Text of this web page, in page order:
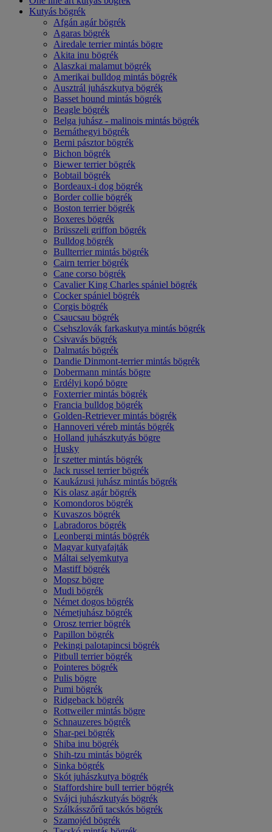
Kutyás bögrék
Afgán agár bögrék
Agaras bögrék
Airedale terrier mintás bögre
Akita inu bögrék
Alaszkai malamut bögrék
Amerikai bulldog mintás bögrék
Ausztrál juhászkutya bögrék
Basset hound mintás bögrék
Beagle bögrék
Belga juhász - malinois mintás bögrék
Bernáthegyi bögrék
Berni pásztor bögrék
Bichon bögrék
Biewer terrier bögrék
Bobtail bögrék
Bordeaux-i dog bögrék
Border collie bögrék
Boston terrier bögrék
Boxeres bögrék
Brüsszeli griffon bögrék
Bulldog bögrék
Bullterrier mintás bögrék
Cairn terrier bögrék
Cane corso bögrék
Cavalier King Charles spániel bögrék
Cocker spániel bögrék
Corgis bögrék
Csaucsau bögrék
Csehszlovák farkaskutya mintás bögrék
Csivavás bögrék
Dalmatás bögrék
Dandie Dinmont-terrier mintás bögrék
Dobermann mintás bögre
Erdélyi kopó bögre
Foxterrier mintás bögrék
Francia bulldog bögrék
Golden-Retriever mintás bögrék
Hannoveri véreb mintás bögrék
Holland juhászkutyás bögre
Husky
Ír szetter mintás bögrék
Jack russel terrier bögrék
Kaukázusi juhász mintás bögrék
Kis olasz agár bögrék
Komondoros bögrék
Kuvaszos bögrék
Labradoros bögrék
Leonbergi mintás bögrék
Magyar kutyafajták
Máltai selyemkutya
Mastiff bögrék
Mopsz bögre
Mudi bögrék
Német dogos bögrék
Németjuhász bögrék
Orosz terrier bögrék
Papillon bögrék
Pekingi palotapincsi bögrék
Pitbull terrier bögrék
Pointeres bögrék
Pulis bögre
Pumi bögrék
Ridgeback bögrék
Rottweiler mintás bögre
Schnauzeres bögrék
Shar-pei bögrék
Shiba inu bögrék
Shih-tzu mintás bögrék
Sinka bögrék
Skót juhászkutya bögrék
Staffordshire bull terrier bögrék
Svájci juhászkutyás bögrék
Szálkásszőrű tacskós bögrék
Szamojéd bögrék